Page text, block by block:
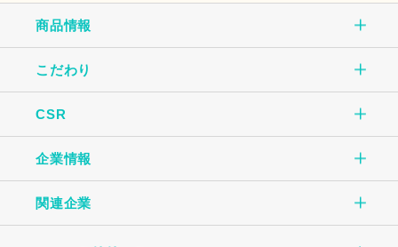
商品情報
商品情報TOP
オムレツ
こだわり
こだわりTOP
大切にしていること
CSR
CSR TOP
企業情報
企業情報TOP
関連企業